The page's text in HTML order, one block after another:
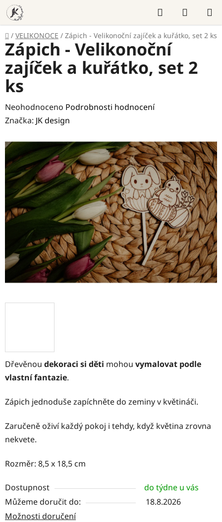
Přejít
na
obsah
Hledat
KOŠÍK
Domů
/ VELIKONOCE / Zápich - Velikonoční zajíček a kuřátko, set 2 ks
Dřevěnou dekoraci si děti mohou vymalovat podle
vlastní fantazie.
Zápich jednoduše zapíchněte do zeminy v květináči.
Zaručeně oživí každý pokoj i tehdy, když květina zrovna
nekvete.
Rozměr: 8,5 x 18,5 cm
Dostupnost
do týdne u vás
Můžeme doručit do:
18.8.2026
Možnosti doručení
Zápich - Velikonoční
zajíček a kuřátko, set 2
ks
Průměrné
hodnocení
je
0,0
z
hvězdiček.
Neohodnoceno Podrobnosti hodnocení
Značka: JK design